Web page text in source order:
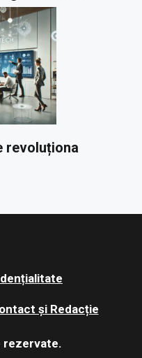
revoluționa
și Redacție
rezervate.